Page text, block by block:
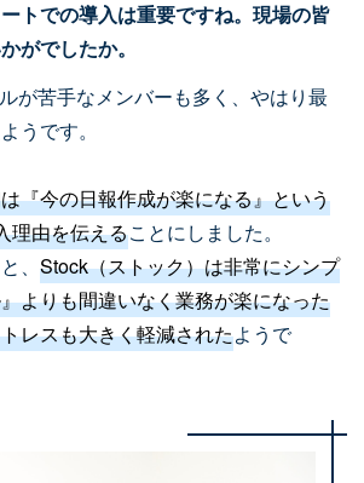
トでの導入は重要ですね。現場の皆
がでしたか。
が苦手なメンバーも多く、やはり最
うです。
『今の日報作成が楽になる』という
理由を伝えることにしました。
、 Stock（ストック）は非常にシンプ
よりも間違いなく業務が楽になった
レスも大きく軽減されたようで